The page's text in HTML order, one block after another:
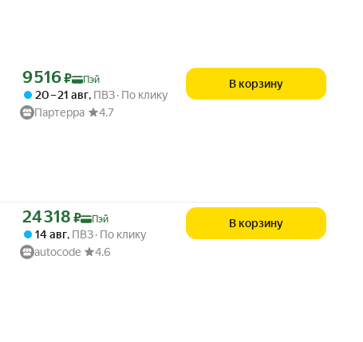
Цена с картой Яндекс Пэй 9516 ₽ вместо
9 516₽ Пэй
20 – 21 авг, ПВЗ По клику
Партерра
4.7
В корзину
Цена с картой Яндекс Пэй 24318 ₽ вместо
24 318 ₽ Пэй
14 авг, ПВЗ По клику
autocode
4.6
В корзину